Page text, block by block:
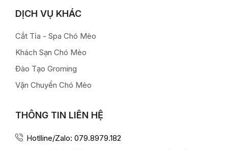
DỊCH VỤ KHÁC
Cắt Tỉa - Spa Chó Mèo
Khách Sạn Chó Mèo
Đào Tạo Groming
Vận Chuyển Chó Mèo
THÔNG TIN LIÊN HỆ
Hotlline/Zalo: 079.8979.182